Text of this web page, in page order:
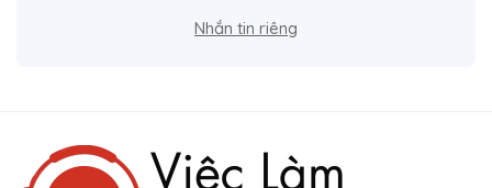
Nhắn tin riêng